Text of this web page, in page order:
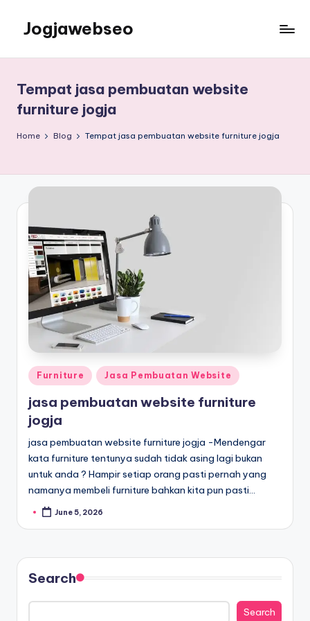
Jogjawebseo
Tempat jasa pembuatan website
furniture jogja
Home Blog Tempat jasa pembuatan website furniture jogja
Furniture Jasa Pembuatan Website
jasa pembuatan website furniture
jogja
jasa pembuatan website furniture jogja -Mendengar
kata furniture tentunya sudah tidak asing lagi bukan
untuk anda ? Hampir setiap orang pasti pernah yang
namanya membeli furniture bahkan kita pun pasti…
June 5, 2026
Search
Search